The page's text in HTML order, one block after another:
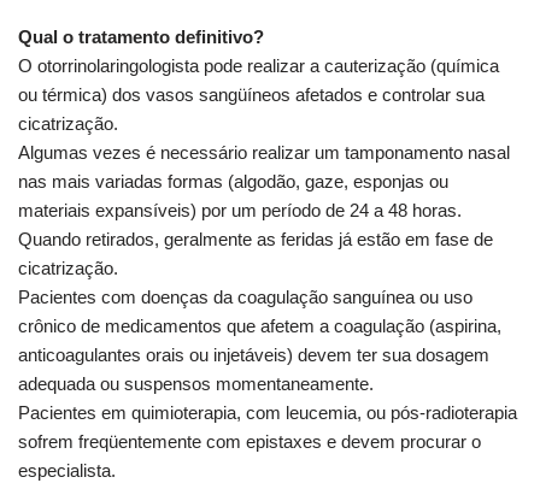
Qual o tratamento definitivo?
O otorrinolaringologista pode realizar a cauterização (química
ou térmica) dos vasos sangüíneos afetados e controlar sua
cicatrização.
Algumas vezes é necessário realizar um tamponamento nasal
nas mais variadas formas (algodão, gaze, esponjas ou
materiais expansíveis) por um período de 24 a 48 horas.
Quando retirados, geralmente as feridas já estão em fase de
cicatrização.
Pacientes com doenças da coagulação sanguínea ou uso
crônico de medicamentos que afetem a coagulação (aspirina,
anticoagulantes orais ou injetáveis) devem ter sua dosagem
adequada ou suspensos momentaneamente.
Pacientes em quimioterapia, com leucemia, ou pós-radioterapia
sofrem freqüentemente com epistaxes e devem procurar o
especialista.